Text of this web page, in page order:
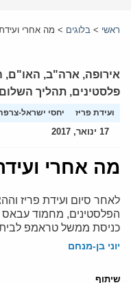
ראשי > בלוגים > מה אחרי
אירופה, ארה"ב, האו"ם,
פלסטינים, תהליך השלום
ועידת פריז יחסי ישראל-
17 ינואר, 2017
מה אחרי
לאחר סיום ועידת פריז
הפלסטינים, מחמוד עבאס
כניסת ממשל טראמפ
יוני בן-מנחם
שיתוף